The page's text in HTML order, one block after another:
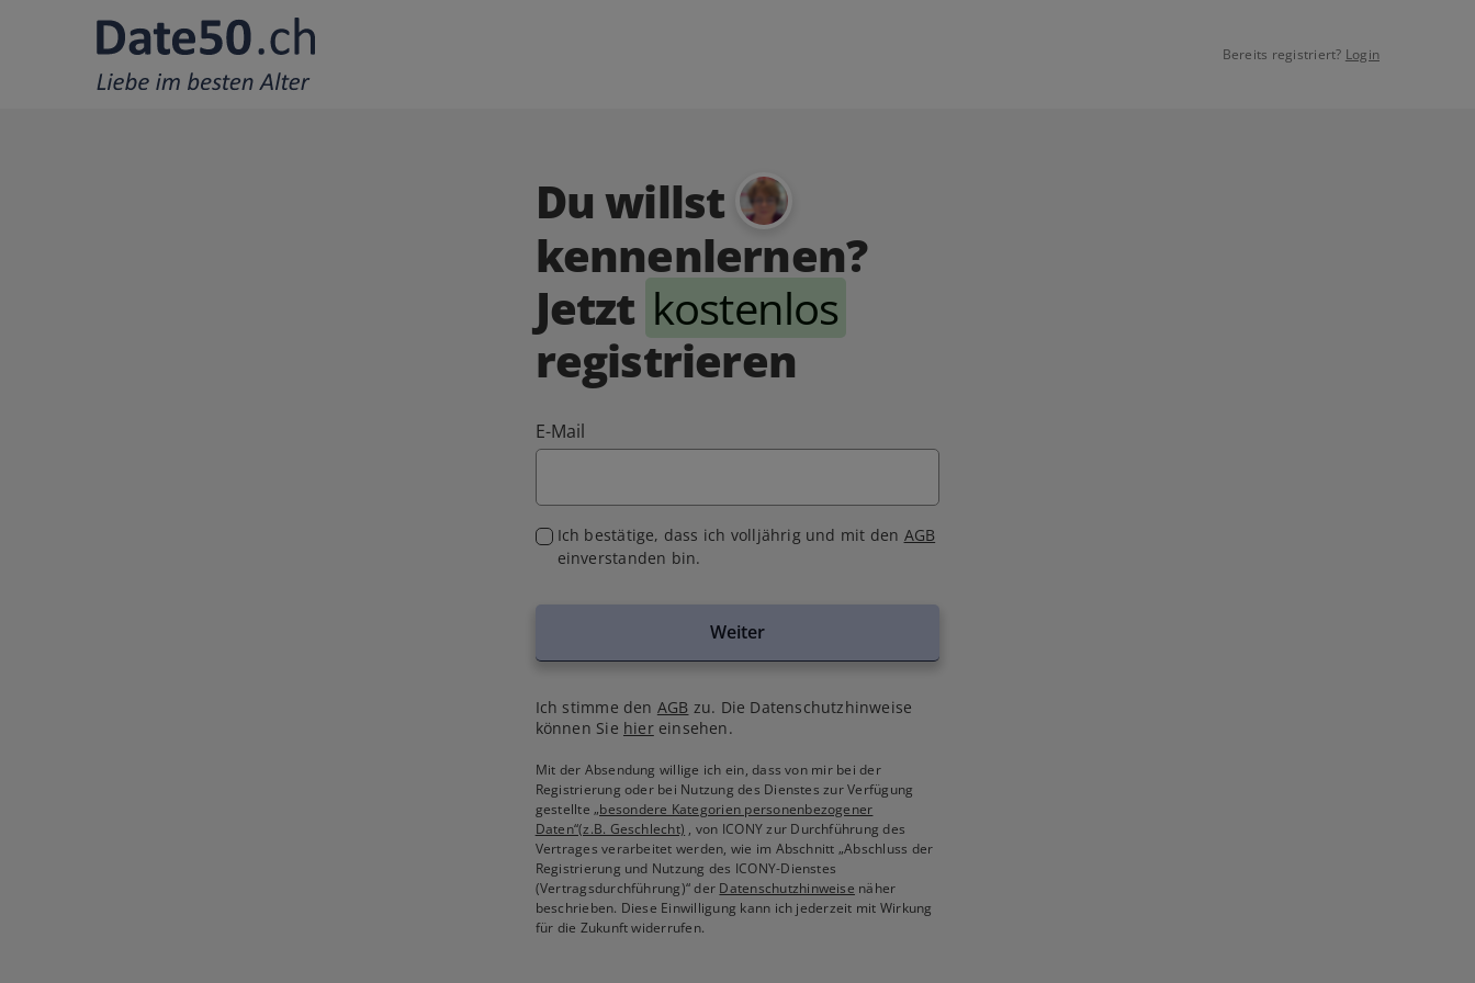
Bereits registriert? Login
Du willst
kennenlernen?
Jetzt kostenlos
registrieren
E-Mail
Ich bestätige, dass ich volljährig und mit den AGB
einverstanden bin.
Weiter
Ich stimme den AGB zu. Die Datenschutzhinweise
können Sie hiereinsehen.
Mit der Absendung willige ich ein, dass von mir bei der
Registrierung oder bei Nutzung des Dienstes zur Verfügung
gestellte„besondere Kategorien personenbezogener
Daten“(z.B. Geschlecht) , von ICONY zur Durchführung des
Vertrages verarbeitet werden, wie im Abschnitt „Abschluss der
Registrierung und Nutzung des ICONY-Dienstes
(Vertragsdurchführung)“ der Datenschutzhinweise näher
beschrieben. Diese Einwilligung kann ich jederzeit mit Wirkung
für die Zukunft widerrufen.